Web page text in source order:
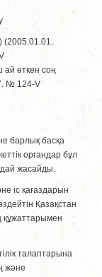
) (2005.01.01.
ай өткен соң
№ 124-V
барлық басқа
органдар бұл
жасайды.
iс қағаздарын
Қазақстан
құжаттарымен
талаптарына
және